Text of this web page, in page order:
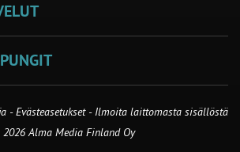
-Evästeasetukset- Ilmoita laittomasta sisällöstä
Alma Media Finland Oy